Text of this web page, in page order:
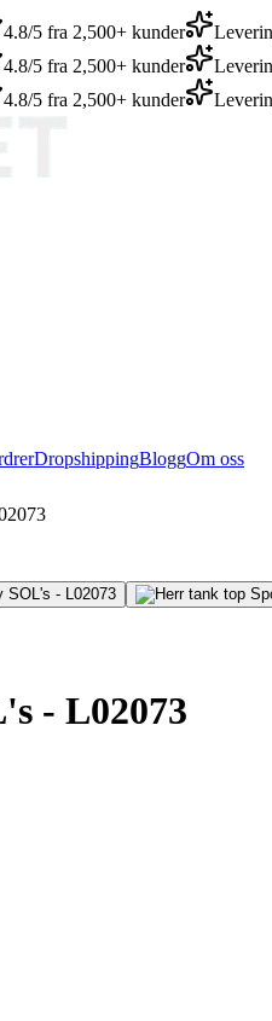
4.8/5 fra 2,500+ kunder
4.8/5 fra 2,500+ kunder
4.8/5 fra 2,500+ kunder
DropshippingBloggOm oss
- L02073